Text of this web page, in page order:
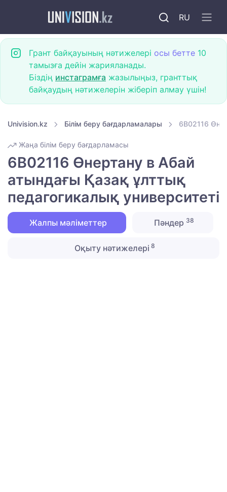
RU
Грант байқауының нәтижелері осы бетте 10
тамызға дейін жарияланады.
Біздің инстаграмға жазылыңыз, гранттық
байқаудың нәтижелерін жіберіп алмау үшін!
Univision.kz Білім беру бағдарламалары 6B02116
Жаңа білім беру бағдарламасы
6B02116 Өнертану в Абай
атындағы Қазақ ұлттық
педагогикалық университеті
Жалпы мәліметтер Пәндер 38
Оқыту нәтижелері 8